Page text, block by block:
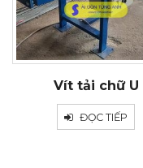
Vít tải chữ U
ĐỌC TIẾP